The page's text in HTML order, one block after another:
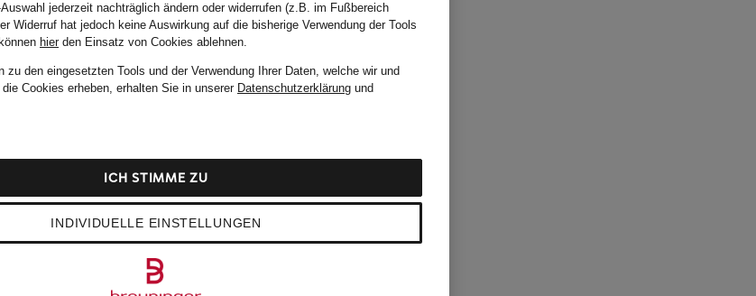
jederzeit nachträglich ändern oder widerrufen (z.B. im Fußbereich
Widerruf hat jedoch keine Auswirkung auf die bisherige Verwendung der Tools
hierden Einsatz von Cookies ablehnen.
zu den eingesetzten Tools und der Verwendung Ihrer Daten, welche wir und
Cookies erheben, erhalten Sie in unserer Datenschutzerklärung und
INDIVIDUELLE EINSTELLUNGEN
ICH STIMME ZU